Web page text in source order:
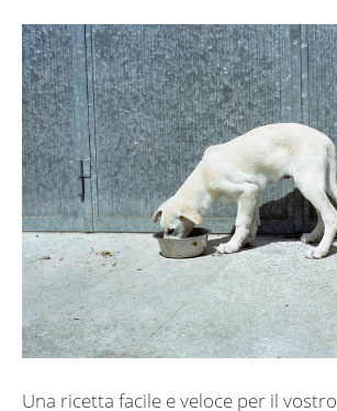
Una ricetta facile e veloce per il vostro